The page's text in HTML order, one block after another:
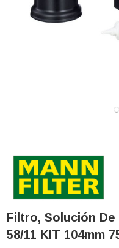
Filtro, Solución De
58/11 KIT 104mm